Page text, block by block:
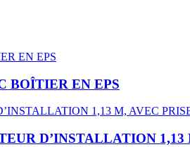
BOÎTIER EN EPS
D’INSTALLATION